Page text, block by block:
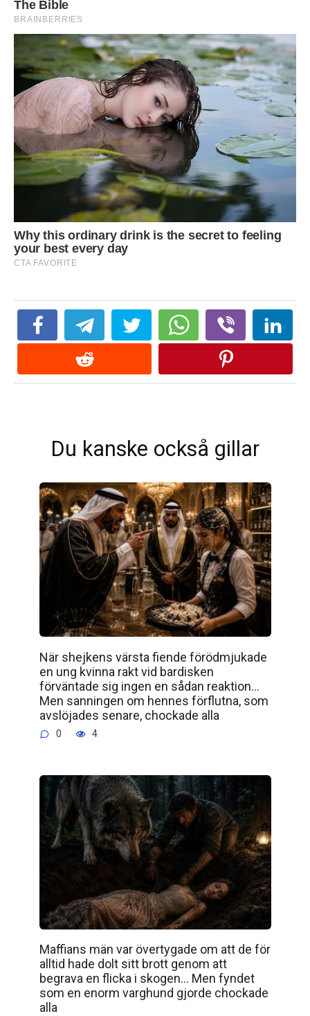
Du kanske också gillar
När shejkens värsta fiende förödmjukade
en ung kvinna rakt vid bardisken
förväntade sig ingen en sådan reaktion…
Men sanningen om hennes förflutna, som
avslöjades senare, chockade alla
0 4
Maffians män var övertygade om att de för
alltid hade dolt sitt brott genom att
begrava en flicka i skogen… Men fyndet
som en enorm varghund gjorde chockade
alla